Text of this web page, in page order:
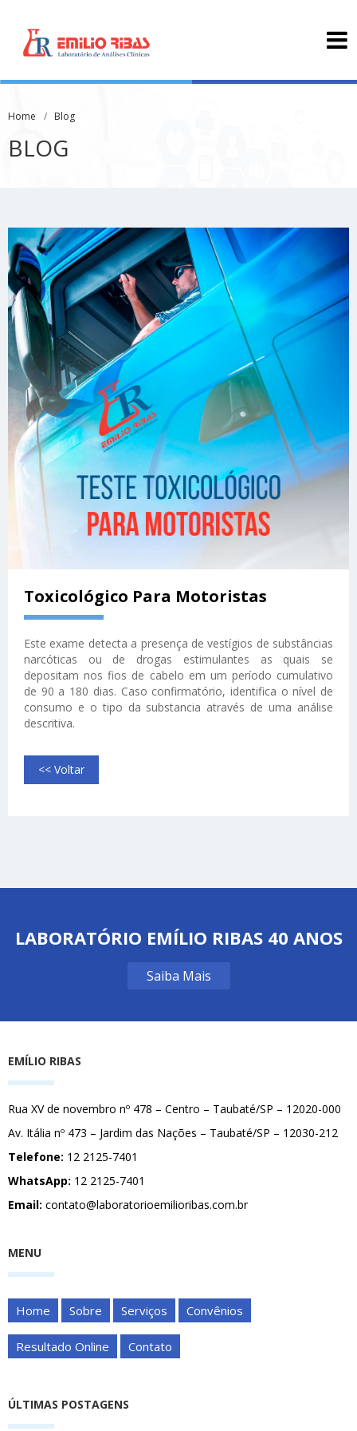
Home Blog
BLOG
Toxicológico Para Motoristas
Este exame detecta a presença de vestígios de substâncias
narcóticas ou de drogas estimulantes as quais se
depositam nos fios de cabelo em um período cumulativo
de 90 a 180 dias. Caso confirmatório, identifica o nível de
consumo e o tipo da substancia através de uma análise
descritiva.
<< Voltar
LABORATÓRIO EMÍLIO RIBAS 40 ANOS
Saiba Mais
EMÍLIO RIBAS
Rua XV de novembro nº 478 – Centro – Taubaté/SP – 12020-000
Av. Itália nº 473 – Jardim das Nações – Taubaté/SP – 12030-212
Telefone: 12 2125-7401
WhatsApp: 12 2125-7401
Email: contato@laboratorioemilioribas.com.br
MENU
Home Sobre Serviços Convênios
Resultado Online Contato
ÚLTIMAS POSTAGENS